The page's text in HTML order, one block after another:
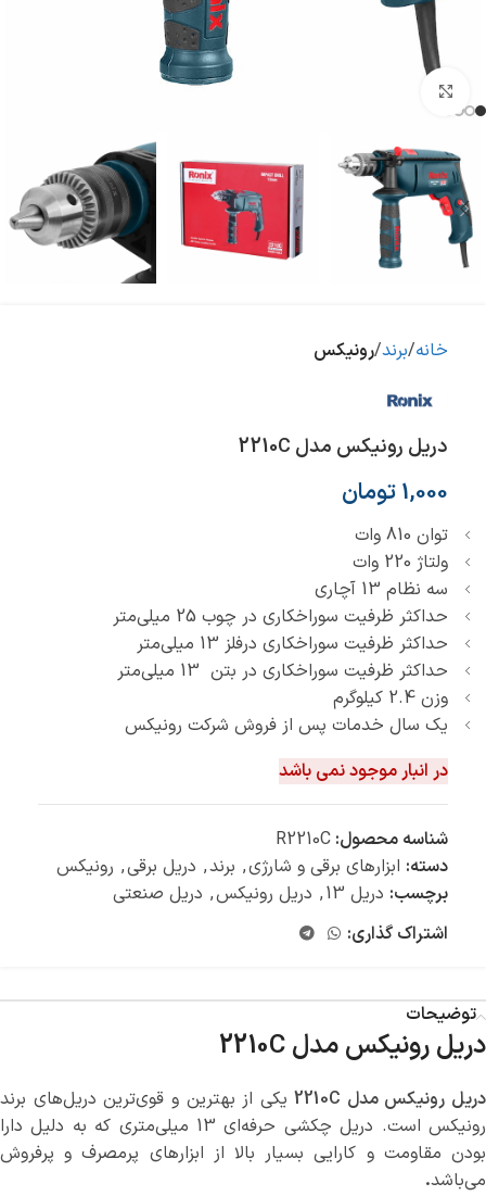
خانه برند رونیکس
دریل رونیکس مدل 2210C
1,000تومان
توان 810 وات
ولتاژ 220 وات
سه نظام 13 آچاری
حداکثر ظرفیت سوراخکاری در چوب 25 میلی‌متر
حداکثر ظرفیت سوراخکاری درفلز 13 میلی‌متر
حداکثر ظرفیت سوراخکاری در بتن 13 میلی‌متر
وزن 2.4 کیلوگرم
یک سال خدمات پس از فروش شرکت رونیکس
در انبار موجود نمی باشد
شناسه محصول: R2210C
دسته: ابزارهای برقی و شارژی, برند, دریل برقی, رونیکس
برچسب: دریل 13 , دریل رونیکس, دریل صنعتی
اشتراک گذاری:
توضیحات
دریل رونیکس مدل 2210C
دریل رونیکس مدل 2210C
یکی از بهترین و قوی‌ترین دریل‌های برند
رونیکس است. دریل چکشی حرفه‌ای 13 میلی‌متری که به دلیل دارا
بودن مقاومت و کارایی بسیار بالا از ابزارهای پرمصرف و پرفروش
می‌باشد.